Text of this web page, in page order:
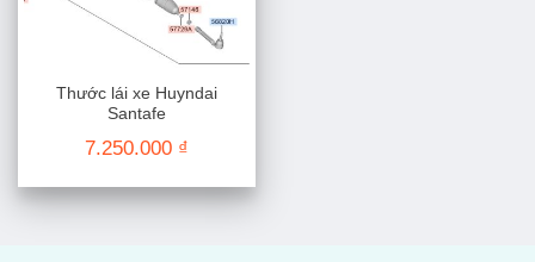
Thước lái xe Huyndai
Santafe
7.250.000 ₫